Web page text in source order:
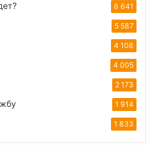
6 641
5 587
4 108
4 005
2 173
1 914
1 833